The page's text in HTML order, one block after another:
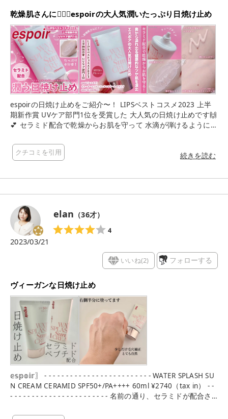
乾燥肌さんに🙆‍♀️✨espoirの大人気潤いたっぷり日焼け止め
espoirの日焼け止めをご紹介〜！ LIPSベストコスメ2023 上半
期新作賞 UVケア部門1位を受賞した 大人気の日焼け止めです🙌
💕 セラミド配合で乾燥からお肌を守って 水滴が弾けるようにし
日焼け止め。 SPF50+PA++++と高い紫外線カット効果もあり！
ピンクのなめらかなテクスチャーは 伸びが良く水分感たっぷり
い😁 これは私のような乾燥肌さんに 是非とも使ってみて欲し
て自然な艶感とほんのりトーンアップ効果も！ *メイクアップ
効果による 白浮きせずに程よいので安心😮‍💨💕 グリーンフロー
ラルの香り付き。 これはちょっと好み分かれるかもしれない。
でもそこまで長く強く続くわけではないので 私はそこまで気に
ならずに使えました😉 刺激の心配がないヴィーガン日焼け止め
なので 敏感肌さんにも良さそうです！ #LIPSベストコスメ先行
のご参考に 少しでもなりますと幸いです！
クチコミを引用 続きを読む
elan （36才）
4
2023/03/21
いいね(2) フォローする
ヴィーガンな日焼け止め
𝕖𝕤𝕡𝕠𝕚𝕣〗 - - - - - - - - - - - - - - - - - - - - - - - - - WATER SPLASH SU
N CREAM CERAMID SPF50+/PA++++ 60ml ¥2740（tax in） - -
- - - - - - - - - - - - - - - - - - - - - - - 名前の通り、セラミドが配合さ
ガン🌿 塗り心地がすごく軽いみずみずしいクリーム！ 夏にピッ